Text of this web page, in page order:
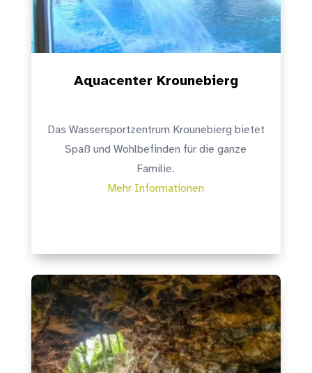
Aquacenter Krounebierg
Das Wassersportzentrum Krounebierg bietet
Spaß und Wohlbefinden für die ganze
Familie.
Mehr Informationen